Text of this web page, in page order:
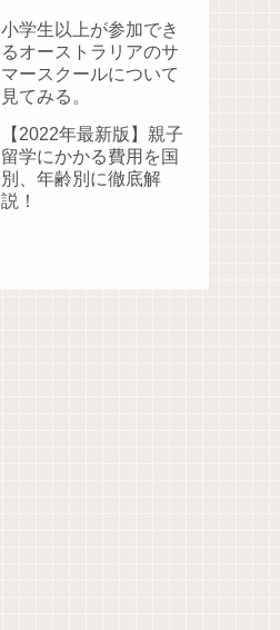
小学生以上が参加でき
るオーストラリアのサ
マースクールについて
見てみる。
【2022年最新版】親子
留学にかかる費用を国
別、年齢別に徹底解
説！